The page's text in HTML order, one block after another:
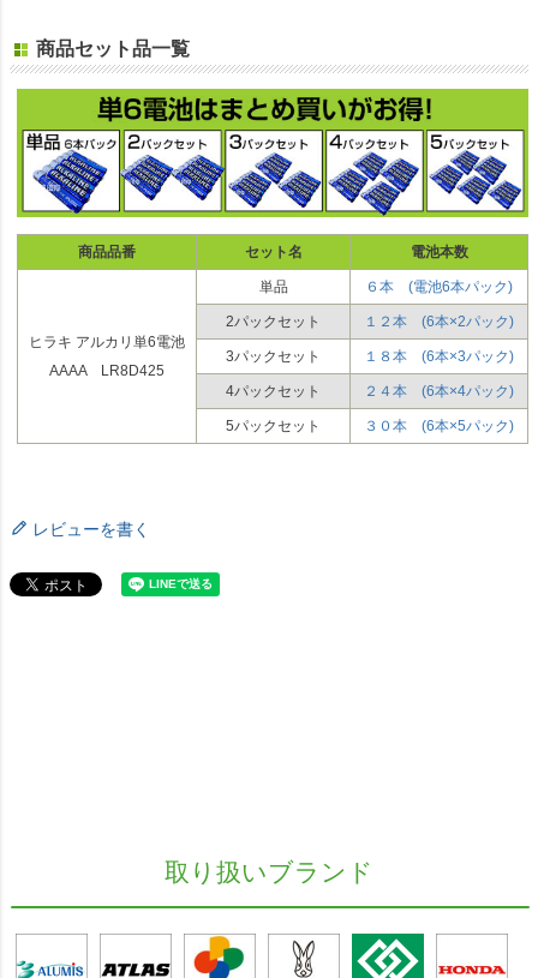
商品セット品一覧
商品品番 セット名 電池本数
ヒラキ アルカリ単6電池
AAAA LR8D425
単品 ６本 (電池6本パック)
2パックセット １２本 (6本×2パック)
3パックセット １８本 (6本×3パック)
4パックセット ２４本 (6本×4パック)
5パックセット ３０本 (6本×5パック)
レビューを書く
取り扱いブランド